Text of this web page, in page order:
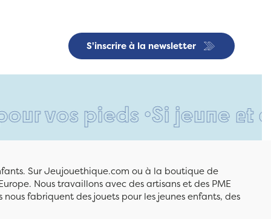
S'inscrire à la newsletter
pieds •Si jeune et déjà si
Sur Jeujouethique.com ou à la boutique de
Nous travaillons avec des artisans et des PME
fabriquent des jouets pour les jeunes enfants, des